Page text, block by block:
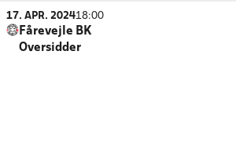
17. APR. 202418:00
Fårevejle BK
Oversidder